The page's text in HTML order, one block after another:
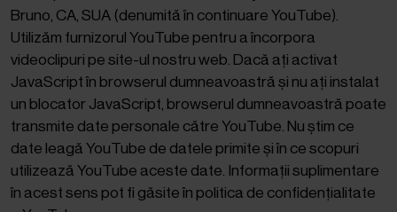
Bruno, CA, SUA (denumită în continuare YouTube).
Utilizăm furnizorul YouTube pentru a încorpora
videoclipuri pe site-ul nostru web. Dacă ați activat
JavaScript în browserul dumneavoastră și nu ați instalat
un blocator JavaScript, browserul dumneavoastră poate
transmite date personale către YouTube. Nu știm ce
date leagă YouTube de datele primite și în ce scopuri
utilizează YouTube aceste date. Informații suplimentare
în acest sens pot fi găsite în politica de confidențialitate